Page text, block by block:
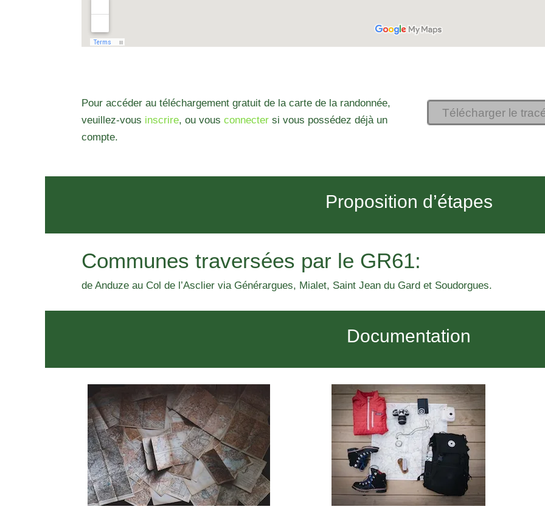
Pour accéder au téléchargement gratuit de la carte de la randonnée,
veuillez-vous inscrire, ou vousconnecter si vous possédez déjà un
compte.
Télécharger le
Proposition d’étapes
Communes traversées par le GR61:
de Anduze au Col de l’Asclier via Générargues, Mialet, Saint Jean du Gard et Soudorgues.
Documentation